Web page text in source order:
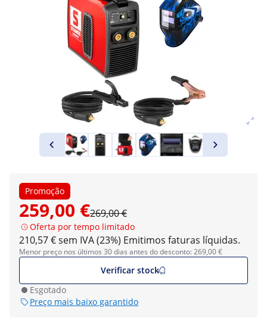
Promoção
259,00 €269,00 €
Oferta por tempo limitado
210,57 € sem IVA (23%) Emitimos faturas líquidas.
Menor preço nos últimos 30 dias antes do desconto: 269,00 €
Verificar stock
Esgotado
Preço mais baixo garantido